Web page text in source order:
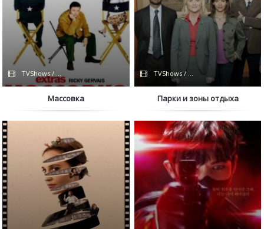
TVShows / HDRezka / BBC
Массовка
TVShows / Дубляж
Парки и зоны отдыха